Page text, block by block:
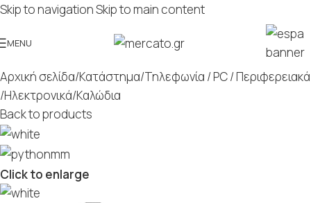
Skip to navigationSkip to main content
MENU
Αρχική σελίδα/Κατάστημα/Τηλεφωνία / PC / Περιφερειακά
/Ηλεκτρονικά/Καλώδια
Back to products
Click to enlarge